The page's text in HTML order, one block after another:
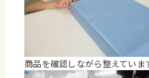
商品を確認しながら整えていま